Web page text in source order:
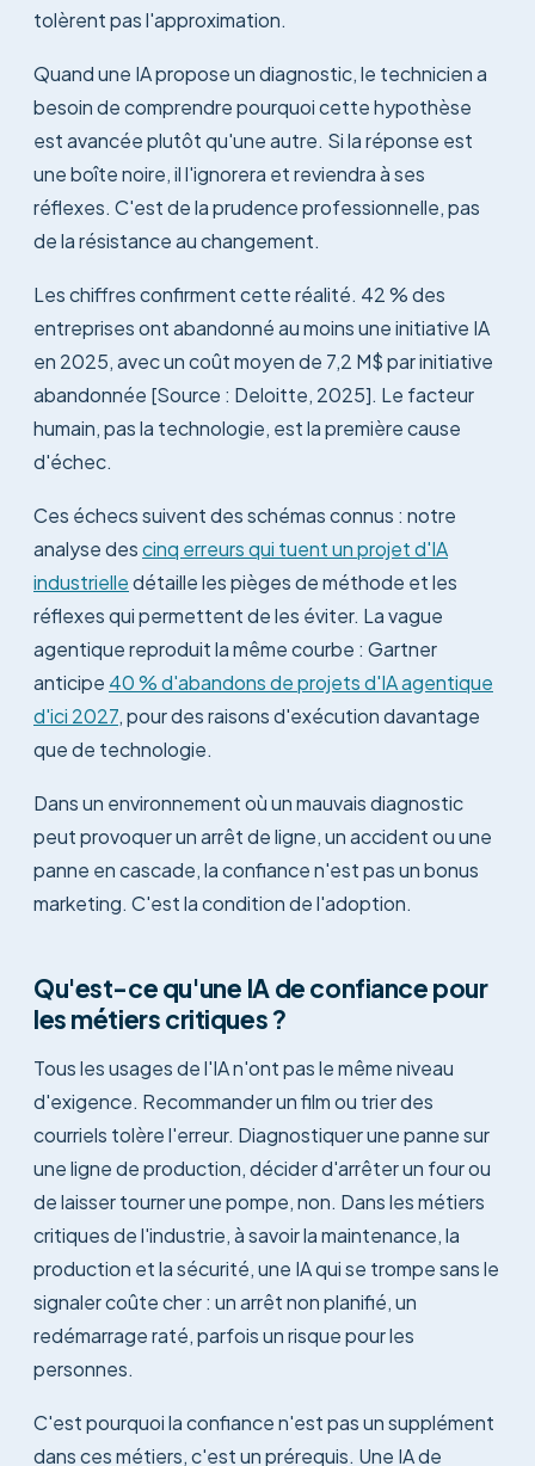
tolèrent pas l'approximation.
Quand une IA propose un diagnostic, le technicien a
besoin de comprendre pourquoi cette hypothèse
est avancée plutôt qu'une autre. Si la réponse est
une boîte noire, il l'ignorera et reviendra à ses
réflexes. C'est de la prudence professionnelle, pas
de la résistance au changement.
Les chiffres confirment cette réalité. 42 % des
entreprises ont abandonné au moins une initiative IA
en 2025, avec un coût moyen de 7,2 M$ par initiative
abandonnée [Source : Deloitte, 2025]. Le facteur
humain, pas la technologie, est la première cause
d'échec.
Ces échecs suivent des schémas connus : notre
analyse descinq erreurs qui tuent un projet d'IA
industrielledétaille les pièges de méthode et les
réflexes qui permettent de les éviter. La vague
agentique reproduit la même courbe : Gartner
anticipe 40 % d'abandons de projets d'IA agentique
d'ici 2027, pour des raisons d'exécution davantage
que de technologie.
Dans un environnement où un mauvais diagnostic
peut provoquer un arrêt de ligne, un accident ou une
panne en cascade, la confiance n'est pas un bonus
marketing. C'est la condition de l'adoption.
Qu'est-ce qu'une IA de confiance pour
les métiers critiques ?
Tous les usages de l'IA n'ont pas le même niveau
d'exigence. Recommander un film ou trier des
courriels tolère l'erreur. Diagnostiquer une panne sur
une ligne de production, décider d'arrêter un four ou
de laisser tourner une pompe, non. Dans les métiers
critiques de l'industrie, à savoir la maintenance, la
production et la sécurité, une IA qui se trompe sans le
signaler coûte cher : un arrêt non planifié, un
redémarrage raté, parfois un risque pour les
personnes.
C'est pourquoi la confiance n'est pas un supplément
dans ces métiers, c'est un prérequis. Une IA de